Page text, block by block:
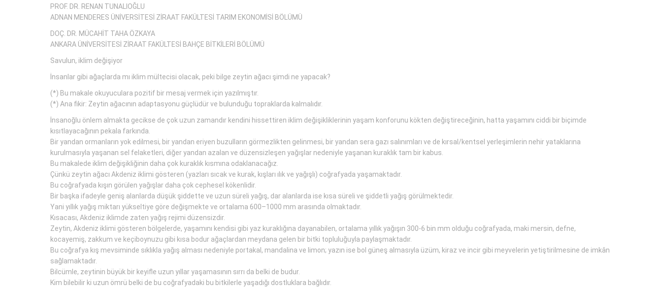
PROF. DR. RENAN TUNALIOĞLU
ADNAN MENDERES ÜNİVERSİTESİ ZİRAAT FAKÜLTESİ TARIM EKONOMİSİ BÖLÜMÜ
DOÇ. DR. MÜCAHİT TAHA ÖZKAYA
ANKARA ÜNİVERSİTESİ ZİRAAT FAKÜLTESİ BAHÇE BİTKİLERİ BÖLÜMÜ
Savulun, iklim değişiyor
İnsanlar gibi ağaçlarda mı iklim mültecisi olacak, peki bilge zeytin ağacı şimdi ne yapacak?
(*) Bu makale okuyuculara pozitif bir mesaj vermek için yazılmıştır.
(*) Ana fikir: Zeytin ağacının adaptasyonu güçlüdür ve bulunduğu topraklarda kalmalıdır.
İnsanoğlu önlem almakta gecikse de çok uzun zamandır kendini hissettiren iklim değişikliklerinin yaşam konforunu kökten değiştireceğinin, hatta yaşamını ciddi bir biçimde
kısıtlayacağının pekala farkında.
Bir yandan ormanların yok edilmesi, bir yandan eriyen buzulların görmezlikten gelinmesi, bir yandan sera gazı salınımları ve de kırsal/kentsel yerleşimlerin nehir yataklarına
kurulmasıyla yaşanan sel felaketleri, diğer yandan azalan ve düzensizleşen yağışlar nedeniyle yaşanan kuraklık tam bir kabus.
Bu makalede iklim değişikliğinin daha çok kuraklık kısmına odaklanacağız.
Çünkü zeytin ağacı Akdeniz iklimi gösteren (yazları sıcak ve kurak, kışları ılık ve yağışlı) coğrafyada yaşamaktadır.
Bu coğrafyada kışın görülen yağışlar daha çok cephesel kökenlidir.
Bir başka ifadeyle geniş alanlarda düşük şiddette ve uzun süreli yağış, dar alanlarda ise kısa süreli ve şiddetli yağış görülmektedir.
Yani yıllık yağış miktarı yükseltiye göre değişmekte ve ortalama 600–1000 mm arasında olmaktadır.
Kısacası, Akdeniz iklimde zaten yağış rejimi düzensizdir.
Zeytin, Akdeniz iklimi gösteren bölgelerde, yaşamını kendisi gibi yaz kuraklığına dayanabilen, ortalama yıllık yağışın 300-6 bin mm olduğu coğrafyada, maki mersin, defne,
kocayemiş, zakkum ve keçiboynuzu gibi kısa bodur ağaçlardan meydana gelen bir bitki topluluğuyla paylaşmaktadır.
Bu coğrafya kış mevsiminde sıklıkla yağış alması nedeniyle portakal, mandalina ve limon; yazın ise bol güneş almasıyla üzüm, kiraz ve incir gibi meyvelerin yetiştirilmesine de imkân
sağlamaktadır.
Bilcümle, zeytinin büyük bir keyifle uzun yıllar yaşamasının sırrı da belki de budur.
Kim bilebilir ki uzun ömrü belki de bu coğrafyadaki bu bitkilerle yaşadığı dostluklara bağlıdır.